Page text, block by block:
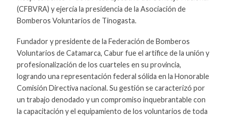
(CFBVRA) y ejercía la presidencia de la Asociación de
Bomberos Voluntarios de Tinogasta.
Fundador y presidente de la Federación de Bomberos
Voluntarios de Catamarca, Cabur fue el artífice de la unión y
profesionalización de los cuarteles en su provincia,
logrando una representación federal sólida en la Honorable
Comisión Directiva nacional. Su gestión se caracterizó por
un trabajo denodado y un compromiso inquebrantable con
la capacitación y el equipamiento de los voluntarios de toda